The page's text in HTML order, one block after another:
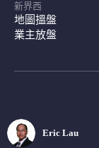
新界西
地圖搵盤
業主放盤
Eric Lau
Eric Lau